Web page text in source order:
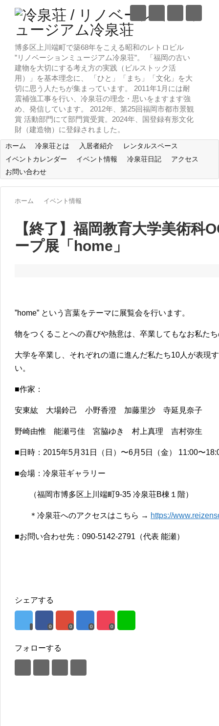
博多区上川端町で築68年をこえる昭和のレトロビル
”リノベーションミュージアム冷泉荘”。 「福岡の古い
建物を大切にする考え方の実践（ビルストック活
用）」を基本理念に、 「ひと」「まち」「文化」を大
切に思う人たちが集まっています。 2011年1月には耐
震補強工事を行い、冷泉荘の理念・思いをますます強
め、発信しています。 2012年、第25回福岡市都市景観
賞 活動部門にて部門賞受賞。2024年、国登録有形文化
財（建造物）に登録されました。
ホーム 冷泉荘とは 入居者紹介
レンタルスペース
イベントカレンダー
イベント情報 冷泉荘日記
アクセス
お問い合わせ
ホーム イベント情報
【終了】福岡教育大学美術科
ープ展「home」
”home” という言葉をテーマに展覧会を行います。
物をつくることへの喜びや熱意は、卒業してもなお私た
大学を卒業し、それぞれの道に進んだ私たち10人が表現
い。
■作家：
安東紘 大場鈴己 小野香澄 加藤里沙 寺延見奈子
野崎由惟 能瀬弓佳 宮脇ゆき 村上真理 吉村弥生
■日時：2015年5月31日（日）〜6月5日（金） 11:00〜
■会場：冷泉荘ギャラリー
（福岡市博多区上川端町9-35 冷泉荘B棟１階）
＊冷泉荘へのアクセスはこちら → https://
■お問い合わせ先：090-5142-2791（代表 能瀬）
シェアする
0 0 0 0
フォローする